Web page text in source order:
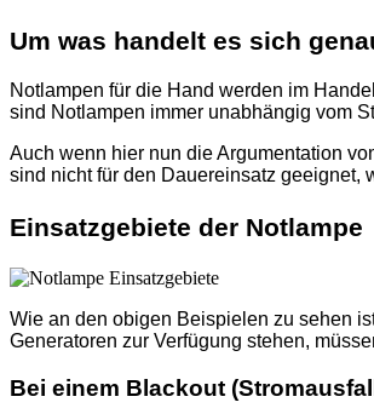
Um was handelt es sich
Notlampen für die Hand werden im
sind Notlampen immer unabhängig vom
Auch wenn hier nun die Argumentation
sind nicht für den Dauereinsatz geeignet,
Einsatzgebiete der Notlampe
Wie an den obigen Beispielen zu sehen
Generatoren zur Verfügung stehen,
Bei einem Blackout